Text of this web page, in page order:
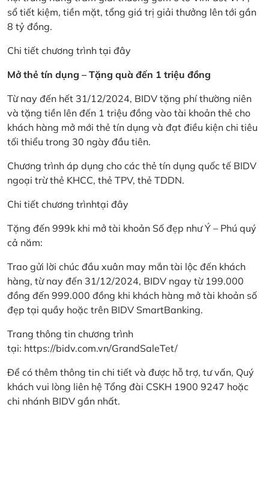
sổ tiết kiệm, tiền mặt, tổng giá trị giải thưởng lên tới gần
8 tỷ đồng.
Chi tiết chương trình tại đây
Mở thẻ tín dụng – Tặng quà đến 1 triệu đồng
Từ nay đến hết 31/12/2024, BIDV tặng phí thường niên
và tặng tiền lên đến 1 triệu đồng vào tài khoản thẻ cho
khách hàng mở mới thẻ tín dụng và đạt điều kiện chi tiêu
tối thiểu trong 30 ngày đầu tiên.
Chương trình áp dụng cho các thẻ tín dụng quốc tế BIDV
ngoại trừ thẻ KHCC, thẻ TPV, thẻ TDDN.
Chi tiết chương trìnhtại đây
Tặng đến 999k khi mở tài khoản Số đẹp như Ý – Phú quý
cả năm:
Trao gửi lời chúc đầu xuân may mắn tài lộc đến khách
hàng, từ nay đến 31/12/2024, BIDV ngay từ 199.000
đồng đến 999.000 đồng khi khách hàng mở tài khoản số
đẹp tại quầy hoặc trên BIDV SmartBanking.
Trang thông tin chương trình
tại: https://bidv.com.vn/GrandSaleTet/
Để có thêm thông tin chi tiết và được hỗ trợ, tư vấn, Quý
khách vui lòng liên hệ Tổng đài CSKH 1900 9247 hoặc
chi nhánh BIDV gần nhất.